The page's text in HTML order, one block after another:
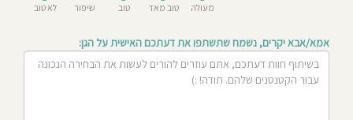
מעולה טוב מאד טוב
שיפור
לא טוב
אמא/אבא יקרים, נשמח שתשתפו את דעתכם האישית על הגן: